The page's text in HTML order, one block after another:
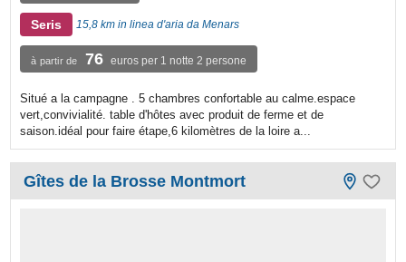
Seris 15,8 km in linea d'aria da Menars
à partir de 76 euros per 1 notte 2 persone
Situé a la campagne . 5 chambres confortable au calme.espace
vert,convivialité. table d'hôtes avec produit de ferme et de
saison.idéal pour faire étape,6 kilomètres de la loire a...
Gîtes de la Brosse Montmort